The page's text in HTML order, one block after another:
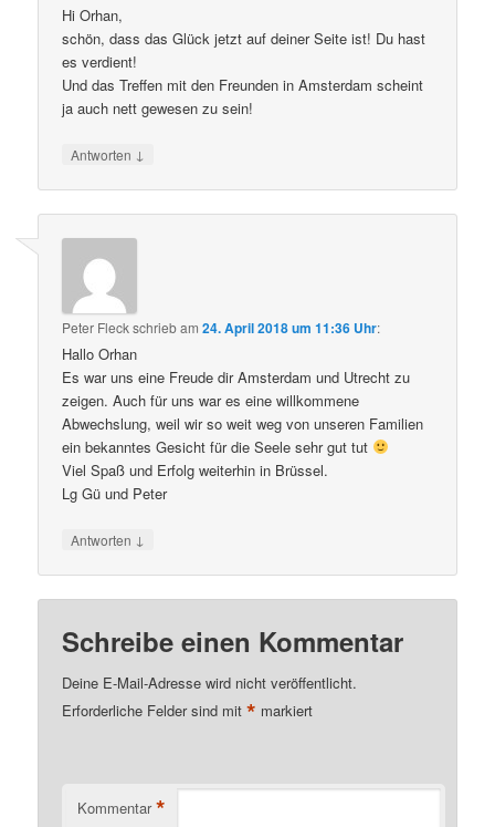
Hi Orhan,
schön, dass das Glück jetzt auf deiner Seite ist! Du hast
es verdient!
Und das Treffen mit den Freunden in Amsterdam scheint
ja auch nett gewesen zu sein!
Antworten ↓
Peter Fleckschriebam24. April 2018 um 11:36 Uhr:
Hallo Orhan
Es war uns eine Freude dir Amsterdam und Utrecht zu
zeigen. Auch für uns war es eine willkommene
Abwechslung, weil wir so weit weg von unseren Familien
ein bekanntes Gesicht für die Seele sehr gut tut
Viel Spaß und Erfolg weiterhin in Brüssel.
Lg Gü und Peter
Antworten ↓
Schreibe einen Kommentar
Deine E-Mail-Adresse wird nicht veröffentlicht.
Erforderliche Felder sind mit* markiert
Kommentar *